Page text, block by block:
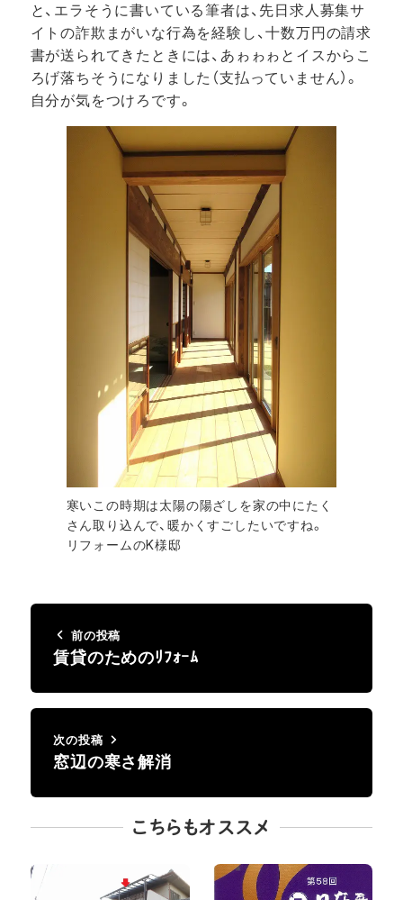
と、エラそうに書いている筆者は、先日求人募集サ
イトの詐欺まがいな行為を経験し、十数万円の請求
書が送られてきたときには、あゎゎゎとイスからこ
ろげ落ちそうになりました（支払っていません）。
自分が気をつけろです。
寒いこの時期は太陽の陽ざしを家の中にたく
さん取り込んで、暖かくすごしたいですね。
リフォームのK様邸
前の投稿
賃貸のためのﾘﾌｫｰﾑ
次の投稿
窓辺の寒さ解消
こちらもオススメ